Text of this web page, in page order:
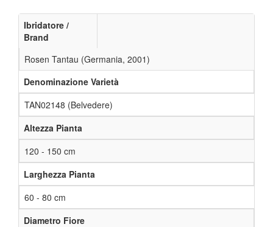
Ibridatore /
Brand
Rosen Tantau (Germania, 2001)
Denominazione Varietà
TAN02148 (Belvedere)
Altezza Pianta
120 - 150 cm
Larghezza Pianta
60 - 80 cm
Diametro Fiore